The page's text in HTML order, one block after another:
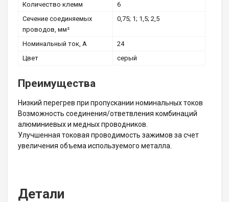
Количество клемм
6
Сечение соединяемых
проводов, мм²
0,75; 1; 1,5; 2,5
Номинальный ток, А
24
Цвет
серый
Преимущества
Низкий перегрев при пропускании номинальных токов
Возможность соединения/ответвления комбинаций
алюминиевых и медных проводников.
Улучшенная токовая проводимость зажимов за счет
увеличения объема используемого металла.
Детали